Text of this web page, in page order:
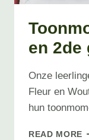
en 2de
Onze
Fleur en
hun
READ MORE